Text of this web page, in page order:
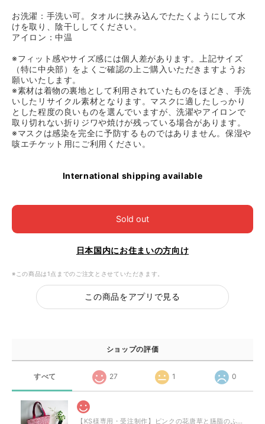
お洗濯：手洗い可。タオルに挟み込んでたたくようにして水
けを取り、陰干ししてください。
アイロン：中温
※フィット感やサイズ感には個人差があります。上記サイズ
（特に中央部）をよくご確認の上ご購入いただきますようお
願いいたします。
※素材は着物の裏地として利用されていたものをほどき、手洗
いしたリサイクル素材となります。マスクに適したしっかり
とした程度の良いものを選んでいますが、洗濯やアイロンで
取り切れない折りジワや焼けが残っている場合があります。
※マスクは感染を完全に予防するものではありません。保湿や
咳エチケット用にご利用ください。
International shipping available
Sold out
日本国内にお住まいの方向け
※この商品は1点までのご注文とさせていただきます。
この商品をアプリで見る
ショップの評価
すべて 27 1 0
【KS様専用・受注制作】ピンクの花唐草と臙脂のふくれ織のミニトート